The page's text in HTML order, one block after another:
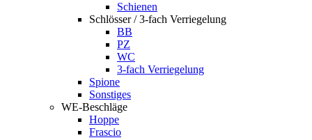
Schienen
Schlösser / 3-fach Verriegelung
BB
PZ
WC
3-fach Verriegelung
Spione
Sonstiges
WE-Beschläge
Hoppe
Frascio